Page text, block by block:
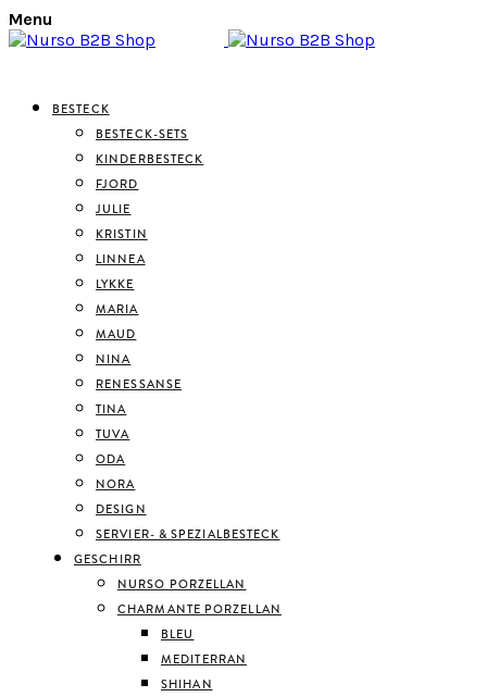
Menu
BESTECK
BESTECK-SETS
KINDERBESTECK
FJORD
JULIE
KRISTIN
LINNEA
LYKKE
MARIA
MAUD
NINA
RENESSANSE
TINA
TUVA
ODA
NORA
DESIGN
SERVIER- & SPEZIALBESTECK
GESCHIRR
NURSO PORZELLAN
CHARMANTE PORZELLAN
BLEU
MEDITERRAN
SHIHAN